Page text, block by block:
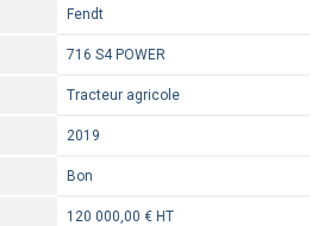
Fendt
716 S4 POWER
Tracteur agricole
2019
Bon
120 000,00 € HT